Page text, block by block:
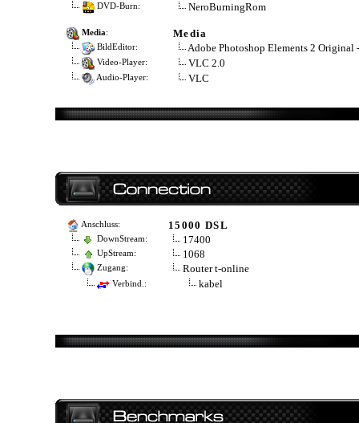
DVD-Burn: NeroBurningRom
Media: Media
BildEditor: Adobe Photoshop Elements 2 Original
Video-Player: VLC 2.0
Audio-Player: VLC
Anschluss: 15000 DSL
DownStream: 17400
UpStream: 1068
Zugang: Router t-online
Verbind.: kabel